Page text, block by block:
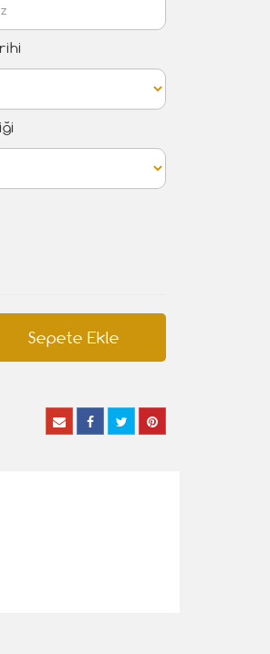
Sepete Ekle